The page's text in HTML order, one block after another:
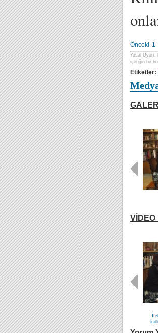
Önceki 1
Yasal Uyarı:
içeriğin bir
Etiketler:
GALERİ
VİDEO